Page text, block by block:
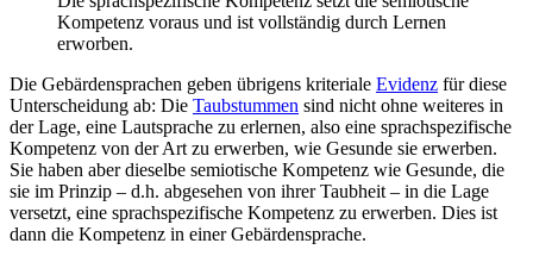
Kompetenz voraus und ist vollständig durch Lernen
erworben.
Die Gebärdensprachen geben übrigens kriteriale Evidenz für diese
Unterscheidung ab: Die Taubstummen sind nicht ohne weiteres in
der Lage, eine Lautsprache zu erlernen, also eine sprachspezifische
Kompetenz von der Art zu erwerben, wie Gesunde sie erwerben.
Sie haben aber dieselbe semiotische Kompetenz wie Gesunde, die
sie im Prinzip – d.h. abgesehen von ihrer Taubheit – in die Lage
versetzt, eine sprachspezifische Kompetenz zu erwerben. Dies ist
dann die Kompetenz in einer Gebärdensprache.